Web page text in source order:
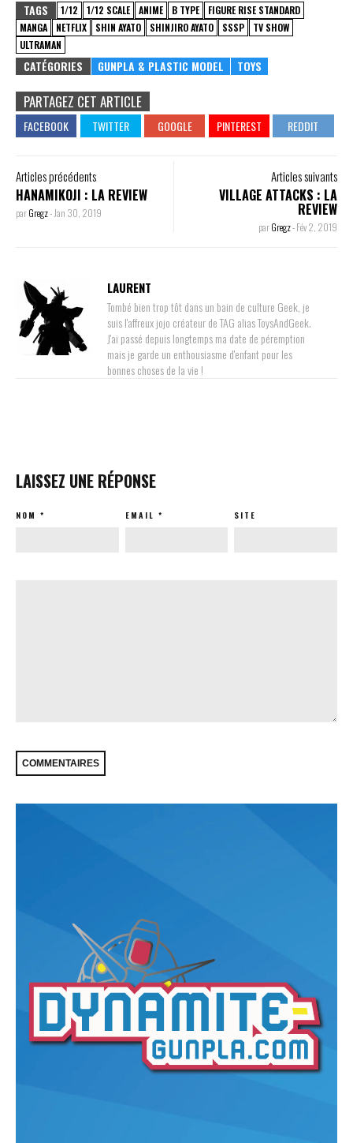
TAGS 1/12 1/12 SCALE ANIME B TYPE
FIGURE RISE STANDARD
MANGA
NETFLIX SHIN AYATO SHINJIRO AYATO SSSP
TV SHOW
ULTRAMAN
CATÉGORIES GUNPLA & PLASTIC MODEL TOYS
PARTAGEZ CET ARTICLE
Articles précédents
HANAMIKOJI : LA REVIEW
parGregz- Jan 30, 2019
Articles suivants
VILLAGE ATTACKS : LA
REVIEW
parGregz-Fév 2, 2019
LAURENT
Tombé bien trop tôt dans un bain de culture Geek, je
suis l'affreux jojo créateur de TAG alias ToysAndGeek.
J'ai passé depuis longtemps ma date de péremption
mais je garde un enthousiasme d'enfant pour les
bonnes choses de la vie !
LAISSEZ UNE RÉPONSE
NOM * EMAIL * SITE